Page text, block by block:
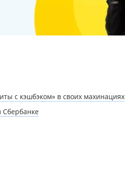
с кэшбэком» в своих махинациях
Сбербанке